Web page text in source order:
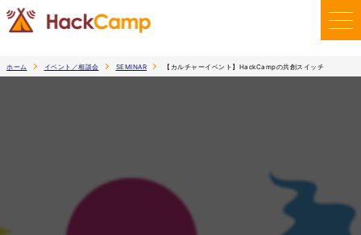
ホーム イベント／相談会 SEMINAR 【カルチャーイベント】HackCampの共創スイッチ